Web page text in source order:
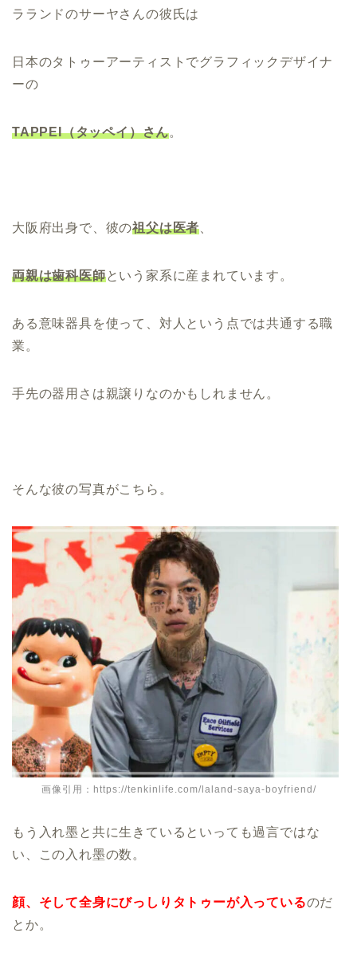
ラランドのサーヤさんの彼氏は
日本のタトゥーアーティストでグラフィックデザイナ
ーの
TAPPEI（タッペイ）さん。
大阪府出身で、彼の祖父は医者
両親は歯科医師という家系に産まれています。
ある意味器具を使って、対人という点では共通する職
業。
手先の器用さは親譲りなのかもしれません。
そんな彼の写真がこちら。
画像引用：https://tenkinlife.com/laland-saya-boyfriend/
もう入れ墨と共に生きているといっても過言ではな
い、この入れ墨の数。
顔、そして全身にびっしりタトゥーが入っているのだ
とか。